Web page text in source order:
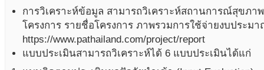
การวิเคราะห์ข้อมูล สามารถวิเคราะห์สถานการณ์สุขภา
โครงการ รายชื่อโครงการ ภาพรวมการใช้จ่ายงบประม
https://www.pathailand.com/project/report
แบบประเมินสามารถวิเคราะห์ได้ 6 แบบประเมินได้แก่